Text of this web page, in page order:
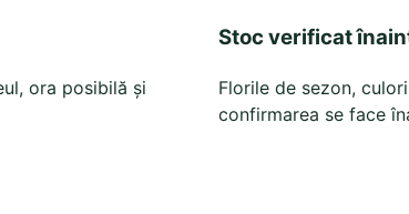
ora posibilă și
Stoc verificat
Florile de sezon,
confirmarea se face